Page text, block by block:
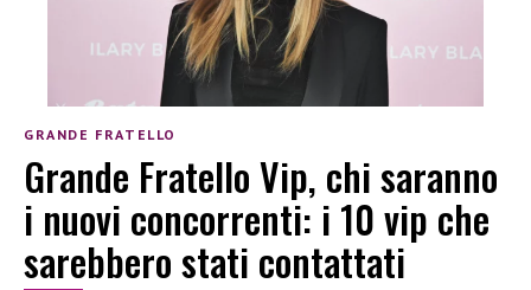
GRANDE FRATELLO
Grande Fratello Vip, chi saranno
i nuovi concorrenti: i 10 vip che
sarebbero stati contattati